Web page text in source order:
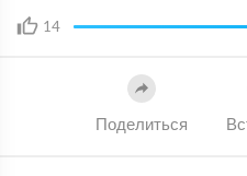
14
Поделиться